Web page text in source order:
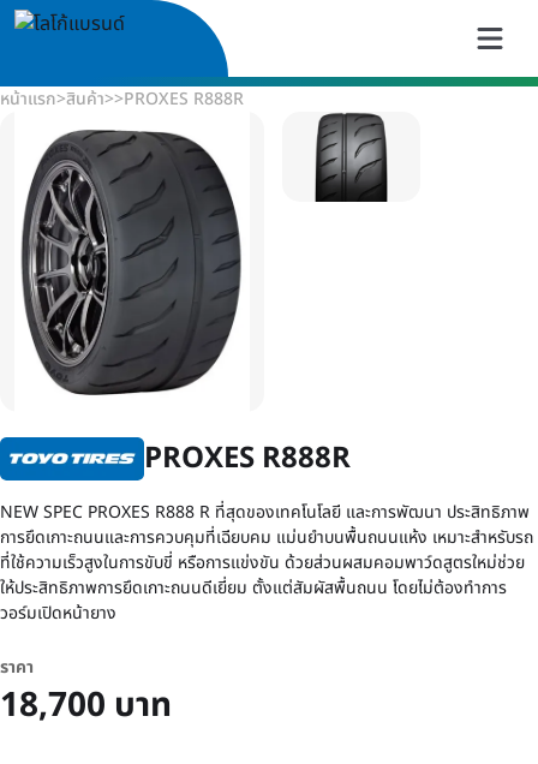
หน้าแรก>สินค้า>>PROXES R888R
PROXES R888R
NEW SPEC PROXES R888 R ที่สุดของเทคโนโลยี และการพัฒนา ประสิทธิภาพ
การยึดเกาะถนนและการควบคุมที่เฉียบคม แม่นยำบนพื้นถนนแห้ง เหมาะสำหรับรถ
ที่ใช้ความเร็วสูงในการขับขี่ หรือการแข่งขัน ด้วยส่วนผสมคอมพาว์ดสูตรใหม่ช่วย
ให้ประสิทธิภาพการยึดเกาะถนนดีเยี่ยม ตั้งแต่สัมผัสพื้นถนน โดยไม่ต้องทำการ
วอร์มเปิดหน้ายาง
ราคา
18,700 บาท